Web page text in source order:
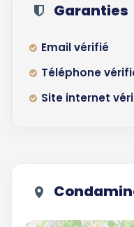
Garanties
Email vérifié
Téléphone
Site internet